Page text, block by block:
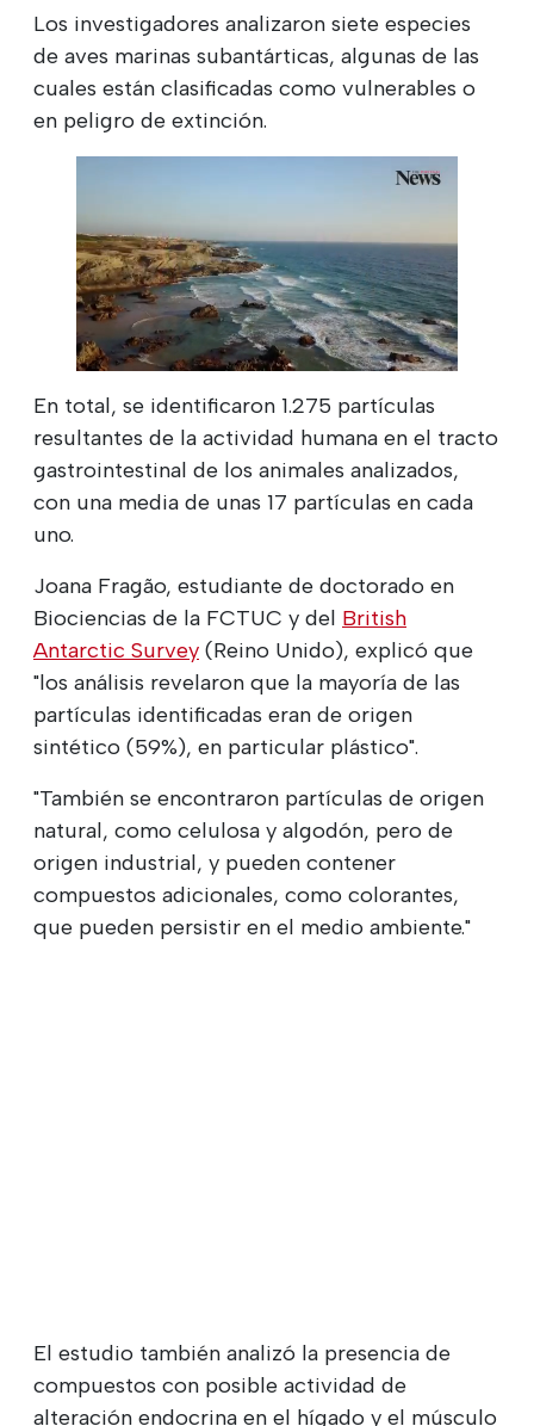
Los investigadores analizaron siete especies
de aves marinas subantárticas, algunas de las
cuales están clasificadas como vulnerables o
en peligro de extinción.
En total, se identificaron 1.275 partículas
resultantes de la actividad humana en el tracto
gastrointestinal de los animales analizados,
con una media de unas 17 partículas en cada
uno.
Joana Fragão, estudiante de doctorado en
Biociencias de la FCTUC y del British
Antarctic Survey (Reino Unido), explicó que
"los análisis revelaron que la mayoría de las
partículas identificadas eran de origen
sintético (59%), en particular plástico".
"También se encontraron partículas de origen
natural, como celulosa y algodón, pero de
origen industrial, y pueden contener
compuestos adicionales, como colorantes,
que pueden persistir en el medio ambiente."
El estudio también analizó la presencia de
compuestos con posible actividad de
alteración endocrina en el hígado y el músculo